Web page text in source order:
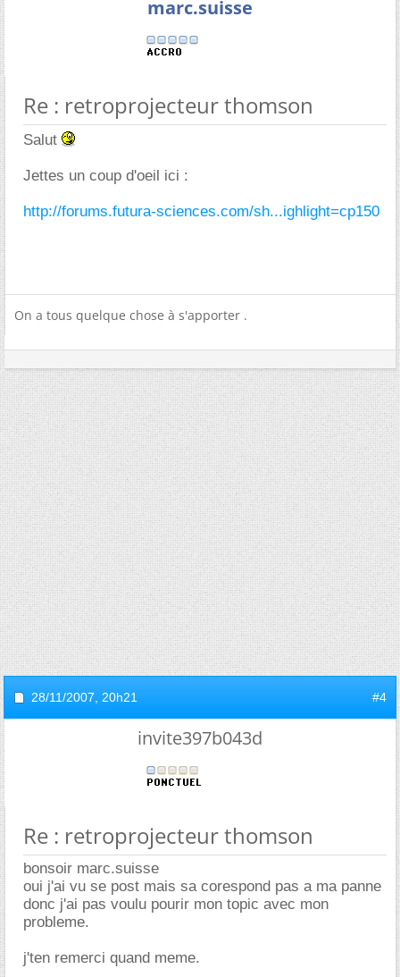
marc.suisse
Re : retroprojecteur thomson
Salut
Jettes un coup d'oeil ici :
http://forums.futura-sciences.com/sh...ighlight=cp150
On a tous quelque chose à s'apporter .
28/11/2007, 20h21 #4
invite397b043d
Re : retroprojecteur thomson
bonsoir marc.suisse
oui j'ai vu se post mais sa corespond pas a ma panne
donc j'ai pas voulu pourir mon topic avec mon
probleme.
j'ten remerci quand meme.